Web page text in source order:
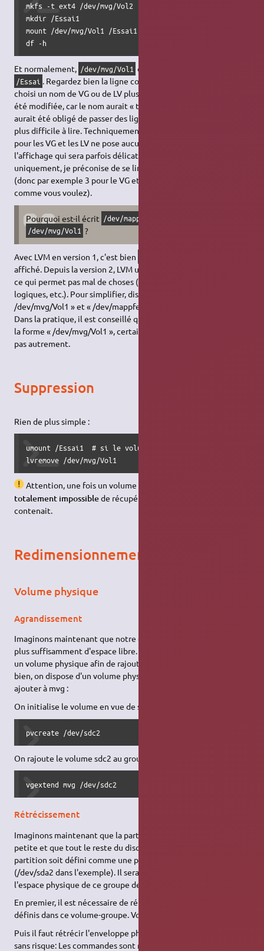
mkfs -t ext4 /dev/mvg/Vol2
mkdir /Essai1
mount /dev/mvg/Vol1 /Essai1
df -h
Et normalement, /dev/mvg/Vol1 devrait être monté sur
/Essai . Regardez bien la ligne correspondante. Si on avait
choisi un nom de VG ou de LV plus long, la sortie de
été modifiée, car le nom aurait « touché » les valeurs… On
aurait été obligé de passer des lignes et l'affichage aurait été
plus difficile à lire. Techniquement, choisir des noms « longs »
pour les VG et les LV ne pose aucun problème, mais c'est
l'affichage qui sera parfois délicat. Pour cette raison
uniquement, je préconise de se limiter à 7 caractères au total
(donc par exemple 3 pour le VG et 4 pour le LV, ou 2 et 5,
comme vous voulez).
Pourquoi est-il écrit /dev/mapper/mvg-Vol1
/dev/mvg/Vol1 ?
Avec LVM en version 1, c'est bien
affiché. Depuis la version 2, LVM utilise le périphérique
ce qui permet pas mal de choses (comme chiffrer les volumes
logiques, etc.). Pour simplifier, disons que ces deux notations «
/dev/mvg/Vol1 » et « /dev/mappfer/mvg-Vol1 » sont synonymes.
Dans la pratique, il est conseillé quand même d'utiliser plutôt
la forme « /dev/mvg/Vol1 », certaines commandes ne passeront
pas autrement.
Suppression
Rien de plus simple :
umount /Essai1  # si le volume Vol1 est monté en /Essai1
lvremove /dev/mvg/Vol1
Attention, une fois un volume logique effacé, il est
totalement impossiblede récupérer les données qu'il
contenait.
Redimensionnement
Volume physique
Agrandissement
Imaginons maintenant que notre groupe de volume (mvg) n'ait
plus suffisamment d'espace libre. On souhaite donc lui rajouter
un volume physique afin de rajouter de l'espace libre. Ça tombe
bien, on dispose d'un volume physique sdc2 que l'on va pouvoir
ajouter à mvg :
On initialise le volume en vue de son utilisation dans LVM :
pvcreate /dev/sdc2
On rajoute le volume sdc2 au groupe de volume mvg :
vgextend mvg /dev/sdc2
Rétrécissement
Imaginons maintenant que la partition Boot soit devenue trop
petite et que tout le reste du disque qui contient cette
partition soit défini comme une partition utilisée en LVM
(/dev/sda2 dans l'exemple). Il sera alors nécessaire de diminuer
l'espace physique de ce groupe de volume (mvg).
En premier, il est nécessaire de rétrécir le ou les LV qui sont
définis dans ce volume-groupe. Voir ci-après.
Puis il faut rétrécir l'enveloppe physique. Normalement c'est
sans risque: Les commandes sont refusées si la demande est